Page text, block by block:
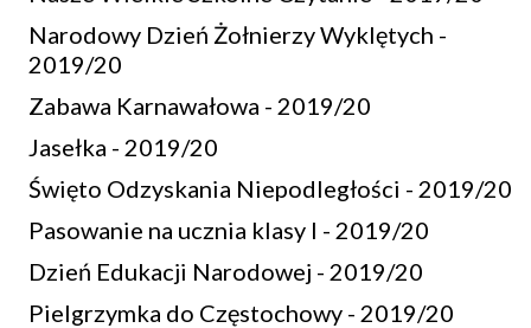
Narodowy Dzień Żołnierzy Wyklętych -
2019/20
Zabawa Karnawałowa - 2019/20
Jasełka - 2019/20
Święto Odzyskania Niepodległości - 2019/20
Pasowanie na ucznia klasy I - 2019/20
Dzień Edukacji Narodowej - 2019/20
Pielgrzymka do Częstochowy - 2019/20